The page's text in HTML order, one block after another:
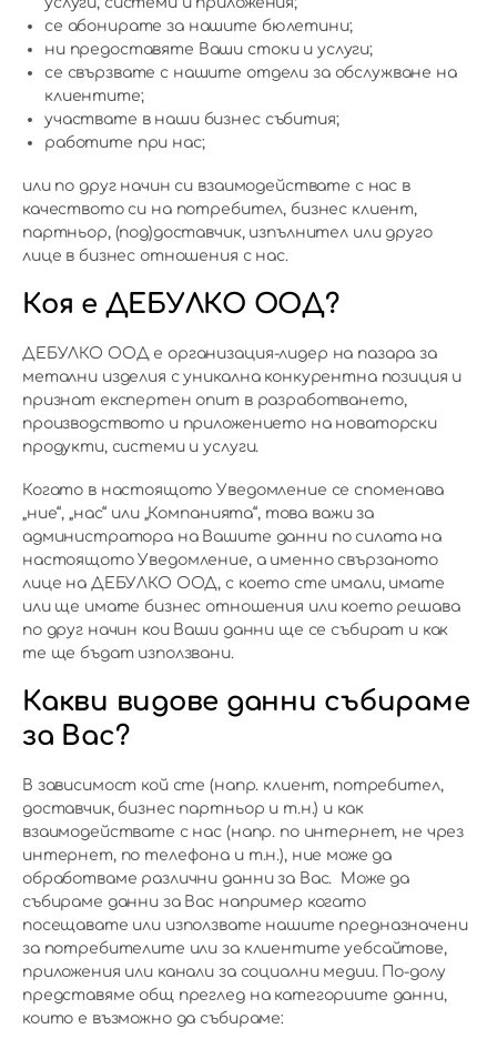
се абонирате за нашите бюлетини;
ни предоставяте Ваши стоки и услуги;
се свързвате с нашите отдели за обслужване на
клиентите;
участвате в наши бизнес събития;
работите при нас;
или по друг начин си взаимодействате с нас в
качеството си на потребител, бизнес клиент,
партньор, (под)доставчик, изпълнител или друго
лице в бизнес отношения с нас.
Коя е ДЕБУЛКО ООД?
ДЕБУЛКО ООД e организация-лидер на пазара за
метални изделия с уникална конкурентна позиция и
признат експертен опит в разработването,
производството и приложението на новаторски
продукти, системи и услуги.
Когато в настоящото Уведомление се споменава
„ние“, „нас“ или „Компанията“, това важи за
администратора на Вашите данни по силата на
настоящото Уведомление, а именно свързаното
лице на ДЕБУЛКО ООД, с което сте имали, имате
или ще имате бизнес отношения или което решава
по друг начин кои Ваши данни ще се събират и как
те ще бъдат използвани.
Какви видове данни събираме
за Вас?
В зависимост кой сте (напр. клиент, потребител,
доставчик, бизнес партньор и т.н.) и как
взаимодействате с нас (напр. по интернет, не чрез
интернет, по телефона и т.н.), ние може да
обработваме различни данни за Вас. Може да
събираме данни за Вас например когато
посещавате или използвате нашите предназначени
за потребителите или за клиентите уебсайтове,
приложения или канали за социални медии. По-долу
представяме общ преглед на категориите данни,
които е възможно да събираме: